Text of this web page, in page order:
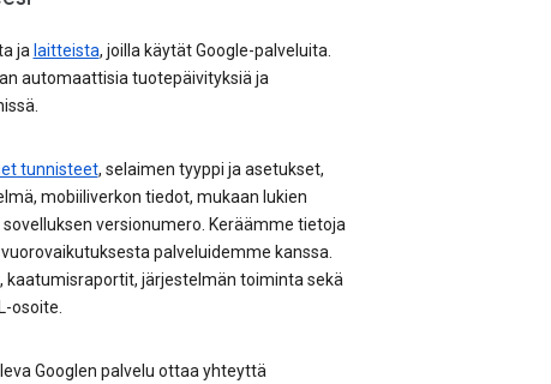
ja laitteista, joilla käytät Google-palveluita.
automaattisia tuotepäivityksiä ja
tunnisteet, selaimen tyyppi ja asetukset,
mobiiliverkon tiedot, mukaan lukien
versionumero. Keräämme tietoja
palveluidemme kanssa.
, kaatumisraportit, järjestelmän toiminta sekä
osoite.
Googlen palvelu ottaa yhteyttä